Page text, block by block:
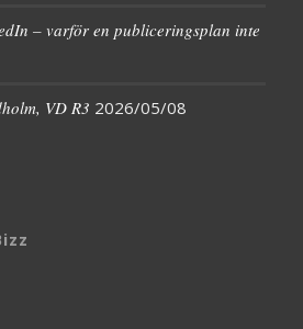
– varför en publiceringsplan inte
VD R3 2026/05/08